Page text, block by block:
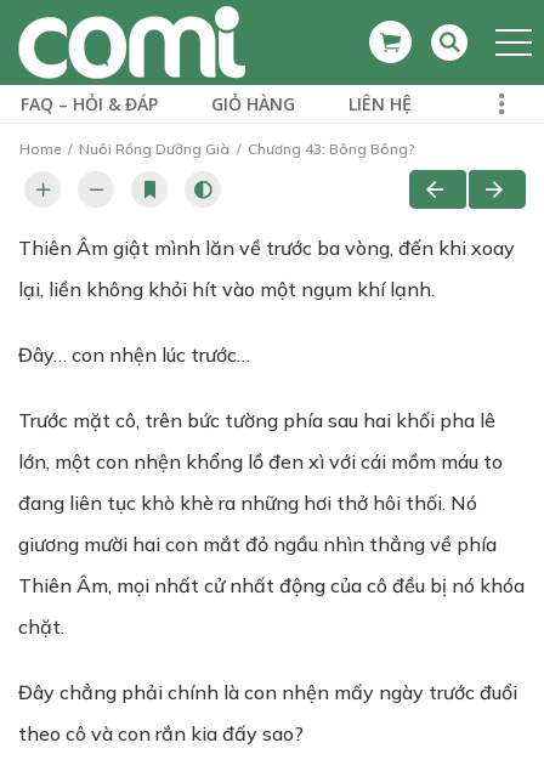
FAQ – HỎI & ĐÁP GIỎ HÀNG LIÊN HỆ
Home Nuôi Rồng Dưỡng Già Chương 43: Bông Bông?
Thiên Âm giật mình lăn về trước ba vòng, đến khi xoay
lại, liền không khỏi hít vào một ngụm khí lạnh.
Đây… con nhện lúc trước…
Trước mặt cô, trên bức tường phía sau hai khối pha lê
lớn, một con nhện khổng lồ đen xì với cái mồm máu to
đang liên tục khò khè ra những hơi thở hôi thối. Nó
giương mười hai con mắt đỏ ngầu nhìn thẳng về phía
Thiên Âm, mọi nhất cử nhất động của cô đều bị nó khóa
chặt.
Đây chẳng phải chính là con nhện mấy ngày trước đuổi
theo cô và con rắn kia đấy sao?